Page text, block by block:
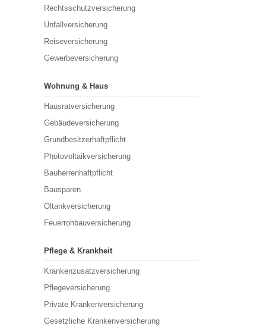
Rechtsschutzversicherung
Unfallversicherung
Reiseversicherung
Gewerbeversicherung
Wohnung & Haus
Hausratversicherung
Gebäudeversicherung
Grundbesitzerhaftpflicht
Photovoltaikversicherung
Bauherrenhaftpflicht
Bausparen
Öltankversicherung
Feuerrohbauversicherung
Pflege & Krankheit
Krankenzusatzversicherung
Pflegeversicherung
Private Krankenversicherung
Gesetzliche Krankenversicherung